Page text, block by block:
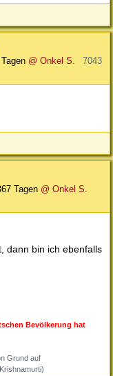
@ Onkel S.
7043
Tagen @ Onkel S.
dann bin ich ebenfalls
Bevölkerung hat
Grund auf